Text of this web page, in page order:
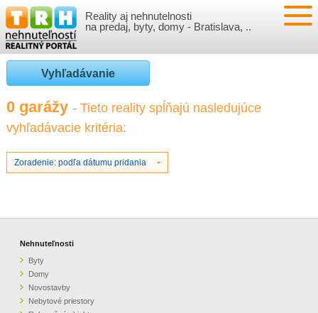
Reality aj nehnutelnosti
na predaj, byty, domy - Bratislava, ..
NEHNUTEĽNOSTI
BYTY
NOVOSTAVBY
NEBYTOVÉ PRIESTORY
GARÁŽE
VLOŽIŤ NEHNUTEĽNOSTI
PRIHLÁSENIE
REGISTRÁCIA
VÝVOJ CIEN REALÍT
ČLÁNKY O REALITÁCH
O NÁS
CENNÍK REALITNEJ INZERCIE
Vyhľadávanie
0 garážy - Tieto reality spĺňajú nasledujúce
vyhľadávacie kritéria:
Zoradenie: podľa dátumu pridania
Nehnuteľnosti
Byty
Domy
Novostavby
Nebytové priestory